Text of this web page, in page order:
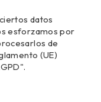
datos
esforzamos por
de
(UE)